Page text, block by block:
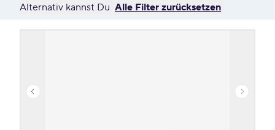
Alternativ kannst Du Alle Filter zurücksetzen